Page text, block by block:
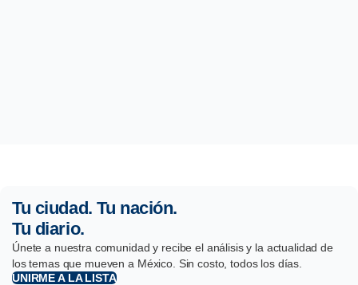
Tu ciudad. Tu nación.
Tu diario.
Únete a nuestra comunidad y recibe el análisis y la actualidad de
los temas que mueven a México. Sin costo, todos los días.
UNIRME A LA LISTA